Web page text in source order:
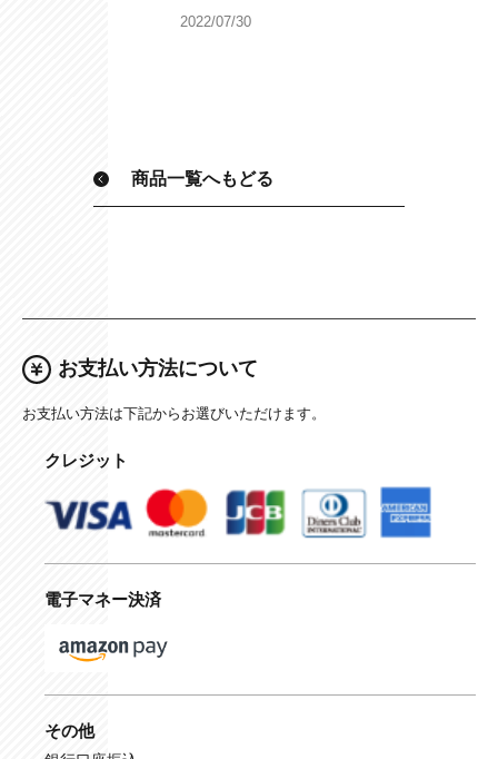
2022/07/30
商品一覧へもどる
お支払い方法について
お支払い方法は下記からお選びいただけます。
クレジット
電子マネー決済
その他